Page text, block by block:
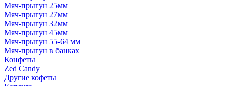
Мяч-прыгун 25мм
Мяч-прыгун 27мм
Мяч-прыгун 32мм
Мяч-прыгун 45мм
Мяч-прыгун 55-64 мм
Мяч-прыгун в банках
Конфеты
Zed Candy
Другие кофеты